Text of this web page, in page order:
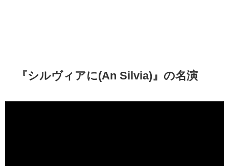
『シルヴィアに(An Silvia)』の名演